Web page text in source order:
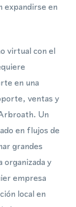
expandirse en
virtual con el
en una
ventas y
Un
en flujos de
grandes
organizada y
empresa
local en